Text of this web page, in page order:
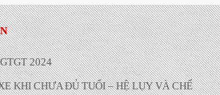
2024
KHI CHƯA ĐỦ TUỔI – HỆ LỤY VÀ CHẾ